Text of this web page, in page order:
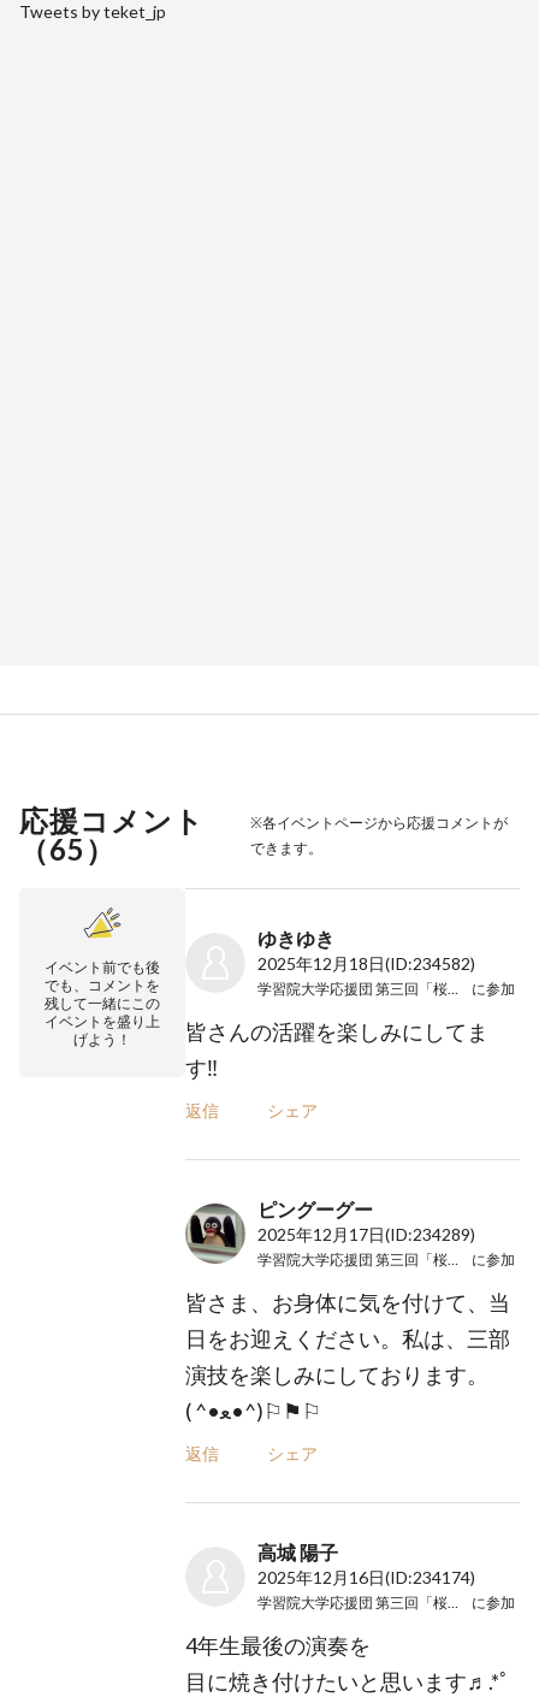
Tweets by teket_jp
応援コメント
（65 ）
※各イベントページから応援コメントが
できます。
イベント前でも後
でも、コメントを
残して一緒にこの
イベントを盛り上
げよう！
ゆきゆき
2025年12月18日(ID:234582)
に参加
皆さんの活躍を楽しみにしてま
す‼️
返信 シェア
ピングー︎グー
2025年12月17日(ID:234289)
に参加
皆さま、お身体に気を付けて、当
日をお迎えください。私は、三部
演技を楽しみにしております。
( ^•ﻌ•^)⚐⚑⚐
返信 シェア
高城 陽子
2025年12月16日(ID:234174)
に参加
4年生最後の演奏を
目に焼き付けたいと思います♬.*ﾟ